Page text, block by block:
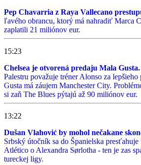
Pep Chavarria z Raya Vallecano
ľavého obrancu, ktorý má nahradiť Marca
zaplatili 21 miliónov eur.
15:23
Chelsea je otvorená predaju Mala Gusta.
Palestru považuje tréner Alonso za
Gusta má záujem Manchester City.
si zaň The Blues pýtajú až 90 miliónov eur.
13:22
Dušan Vlahović by mohol nečakane
Srbský útočník sa do Španielska
Atlético o Alexandra Sørlotha - ten je zas
tureckej ligy.